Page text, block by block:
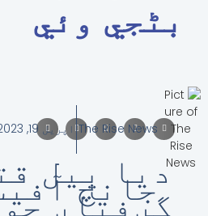
بڻجي وئي
The Rise News اپریل 19, 2023
ديا ڀيل
جانچ
گرفتار